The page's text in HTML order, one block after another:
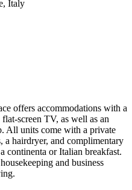
Italy
offers accommodations with a
screen TV, as well as an
All units come with a private
a hairdryer, and complimentary
continenta or Italian breakfast.
and business